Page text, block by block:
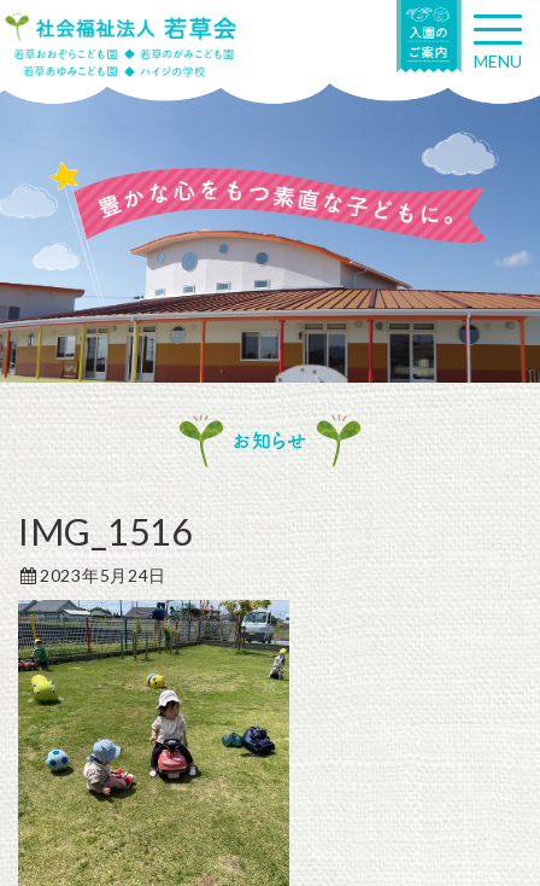
T
o
g
n
g
a
t
n
MENU
お知らせ
IMG_1516
2023年5月24日